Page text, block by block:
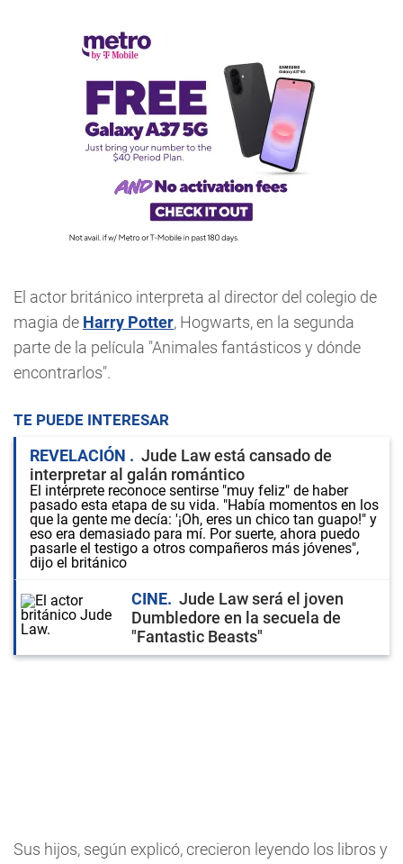
El actor británico interpreta al director del colegio de
magia de Harry Potter, Hogwarts, en la segunda
parte de la película "Animales fantásticos y dónde
encontrarlos".
TE PUEDE INTERESAR
REVELACIÓN
Jude Law está cansado de
interpretar al galán romántico
El intérprete reconoce sentirse "muy feliz" de haber
pasado esta etapa de su vida. "Había momentos en los
que la gente me decía: '¡Oh, eres un chico tan guapo!" y
eso era demasiado para mí. Por suerte, ahora puedo
pasarle el testigo a otros compañeros más jóvenes",
dijo el británico
CINE
Jude Law será el joven
Dumbledore en la secuela de
"Fantastic Beasts"
Sus hijos, según explicó, crecieron leyendo los libros y